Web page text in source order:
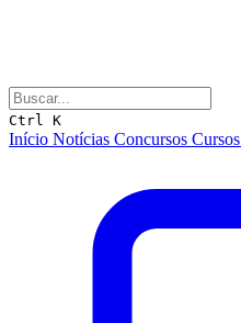
Ctrl K
Início Notícias Concursos Cursos